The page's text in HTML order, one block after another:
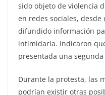
sido objeto de violencia
en redes sociales,
difundido información
intimidarla. Indicaron
presentada una
Durante la protesta, las
podrían existir otras